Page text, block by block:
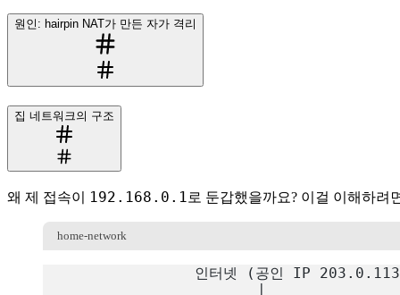
원인: hairpin NAT가 만든 자가 격리
집 네트워크의 구조
왜 제 접속이 192.168.0.1로 둔갑했을까요? 이걸 이해하려
home-network
인터넷 (공인 IP